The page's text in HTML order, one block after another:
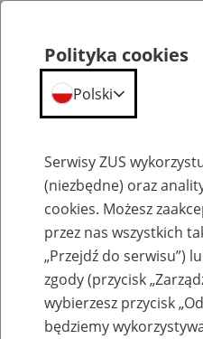
Szkolenia
Polityka cookies
Polski
Serwisy ZUS
(niezbędne) oraz
cookies. Możesz
przez nas wszystkich
„Przejdź do serwisu”)
zgody (przycisk
wybierzesz przycisk
będziemy